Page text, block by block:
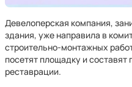
Девелоперская компания,
здания, уже направила в
строительно-монтажных
посетят площадку и
реставрации.